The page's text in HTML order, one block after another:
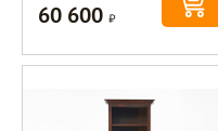
60 600Р